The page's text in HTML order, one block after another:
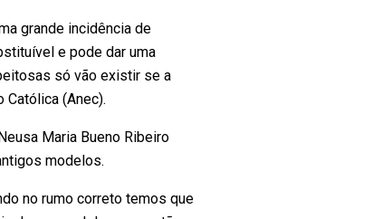
grande incidência de
e pode dar uma
só vão existir se a
Católica (Anec).
Maria Bueno Ribeiro
modelos.
no rumo correto temos que